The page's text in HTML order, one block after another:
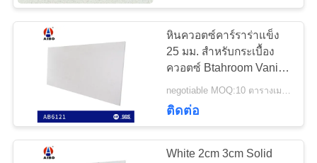
หินควอตซ์คาร์ราร่าแข็ง
25 มม. สำหรับกระเบื้อง
ควอตซ์ Btahroom Vanity
ติดต่อ
White 2cm 3cm Solid